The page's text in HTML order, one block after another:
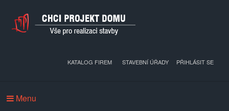
PŘIHLÁSIT SE
KATALOG FIREM STAVEBNÍ ÚŘADY
Menu